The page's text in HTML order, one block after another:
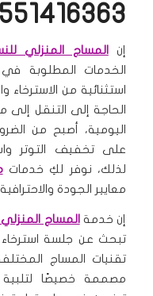
0551416363 – سبا
إن المساج المنزلي
الخدمات المطلوبة في
استثنائية من الاسترخاء
الحاجة إلى التنقل إلى
اليومية، أصبح من
على تخفيف التوتر
لذلك، نوفر لكِ خدمات
معايير الجودة
إن خدمة المساج
تبحث عن جلسة
تقنيات المساج
مصممة خصيصًا لتلبية